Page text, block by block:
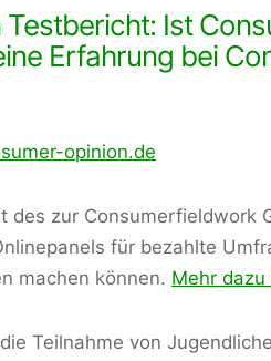
Ist
Erfahrung bei
opinion.de
des zur Consumerfieldwork
für bezahlte
machen können. Mehr
Teilnahme von